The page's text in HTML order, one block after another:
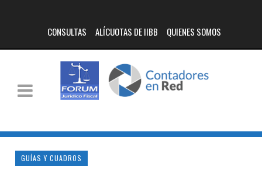
CONSULTAS ALÍCUOTAS DE IIBB QUIENES SOMOS
GUÍAS Y CUADROS